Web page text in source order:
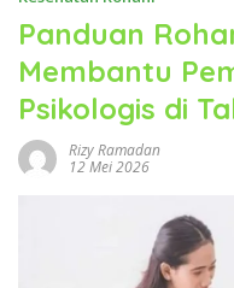
Panduan
Membantu
Psikologis di
Rizy Ramadan
12 Mei 2026